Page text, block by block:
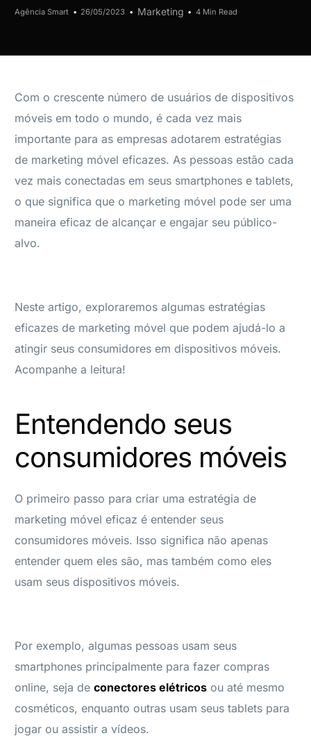
Agência Smart 26/05/2023 Marketing 4 Min Read
Com o crescente número de usuários de dispositivos
móveis em todo o mundo, é cada vez mais
importante para as empresas adotarem estratégias
de marketing móvel eficazes. As pessoas estão cada
vez mais conectadas em seus smartphones e tablets,
o que significa que o marketing móvel pode ser uma
maneira eficaz de alcançar e engajar seu público-
alvo.
Neste artigo, exploraremos algumas estratégias
eficazes de marketing móvel que podem ajudá-lo a
atingir seus consumidores em dispositivos móveis.
Acompanhe a leitura!
Entendendo seus
consumidores móveis
O primeiro passo para criar uma estratégia de
marketing móvel eficaz é entender seus
consumidores móveis. Isso significa não apenas
entender quem eles são, mas também como eles
usam seus dispositivos móveis.
Por exemplo, algumas pessoas usam seus
smartphones principalmente para fazer compras
online, seja deconectores elétricos ou até mesmo
cosméticos, enquanto outras usam seus tablets para
jogar ou assistir a vídeos.